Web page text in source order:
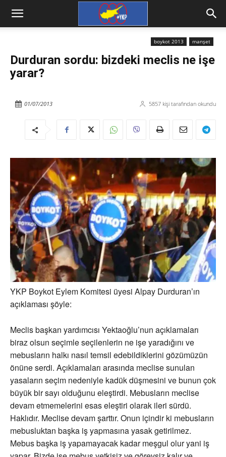
boykot 2013 manşet
Durduran sordu: bizdeki meclis ne işe
yarar?
5857 kişi tarafından okundu
01/07/2013
YKP Boykot Eylem Komitesi üyesi Alpay Durduran’ın
açıklaması şöyle:
Meclis başkan yardımcısı Yektaoğlu’nun açıklamaları
biraz olsun seçimle seçilenlerin ne işe yaradığını ve
mebusların halkı nasıl temsil edebildiklerini gözümüzün
önüne serdi. Açıklamaları arasında meclise sunulan
yasaların seçim nedeniyle kadük düşmesini ve bunun çok
büyük bir sayı olduğunu eleştirdi. Mebusların meclise
devam etmemelerini esas eleştiri olarak ileri sürdü.
Haklıdır. Meclise devam şarttır. Onun içindir ki mebusların
mebusluktan başka iş yapmasına yasak getirilmez.
Mebus başka iş yapamayacak kadar meşgul olur yani iş